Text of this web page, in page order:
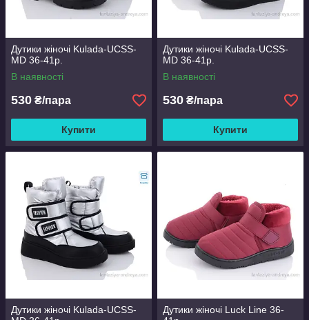
Дутики жіночі Kulada-UCSS-
MD 36-41р.
В наявності
530 ₴/пара
Купити
Дутики жіночі Kulada-UCSS-
MD 36-41р.
В наявності
530 ₴/пара
Купити
Дутики жіночі Kulada-UCSS-
Дутики жіночі Luck Line 36-